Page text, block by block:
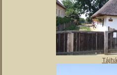
Magyar Nemzeti Múzeum Vay